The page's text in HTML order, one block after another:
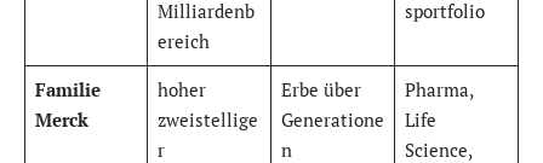
Milliardenb
ereich
sportfolio
Familie
Merck
hoher
zweistellige
r
Erbe über
Generatione
n
Pharma,
Life
Science,